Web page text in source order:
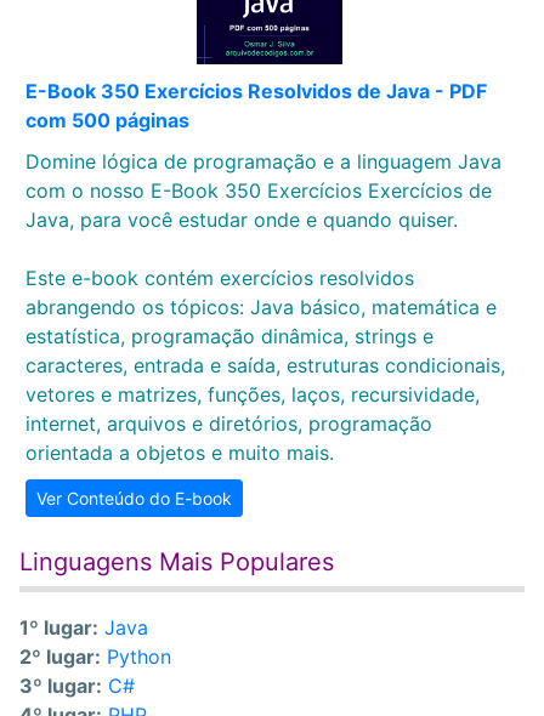
E-Book 350 Exercícios Resolvidos de Java - PDF
com 500 páginas
Domine lógica de programação e a linguagem Java
com o nosso E-Book 350 Exercícios Exercícios de
Java, para você estudar onde e quando quiser.
Este e-book contém exercícios resolvidos
abrangendo os tópicos: Java básico, matemática e
estatística, programação dinâmica, strings e
caracteres, entrada e saída, estruturas condicionais,
vetores e matrizes, funções, laços, recursividade,
internet, arquivos e diretórios, programação
orientada a objetos e muito mais.
Ver Conteúdo do E-book
Linguagens Mais Populares
1º lugar: Java
2º lugar: Python
3º lugar: C#